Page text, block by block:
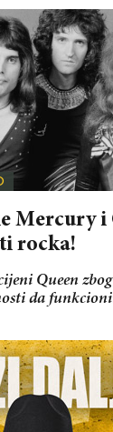
Mercury i
rocka!
Queen
da